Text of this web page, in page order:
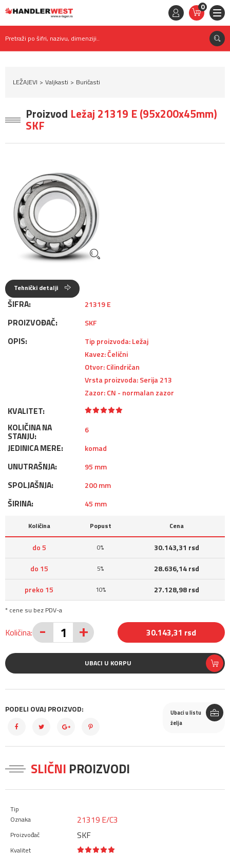
0
STAVKE
0,
RSD
Pretraži po šifri, nazivu, dimenziji..
LEŽAJEVI Valjkasti Buričasti
Proizvod Ležaj 21319 E (95x200x45mm)
SKF
Tehnički detalji
ŠIFRA: 21319 E
PROIZVOĐAČ: SKF
OPIS:
Tip proizvoda: Ležaj
Kavez: Čelični
Otvor: Cilindričan
Vrsta proizvoda: Serija 213
Zazor: CN - normalan zazor
KVALITET:
KOLIČINA NA
STANJU:
6
JEDINICA MERE: komad
UNUTRAŠNJA: 95 mm
SPOLJAŠNJA: 200 mm
ŠIRINA: 45 mm
Količina Popust Cena
do 5 0%
30.143,31 rsd
do 15
5%
28.636,14 rsd
preko 15
10% 27.128,98 rsd
* cene su bez PDV-a
Količina: - + 30.143,31 rsd
UBACI U KORPU
PODELI OVAJ PROIZVOD:
Ubaci u listu
želja
SLIČNI PROIZVODI
21319 E/C3
SKF